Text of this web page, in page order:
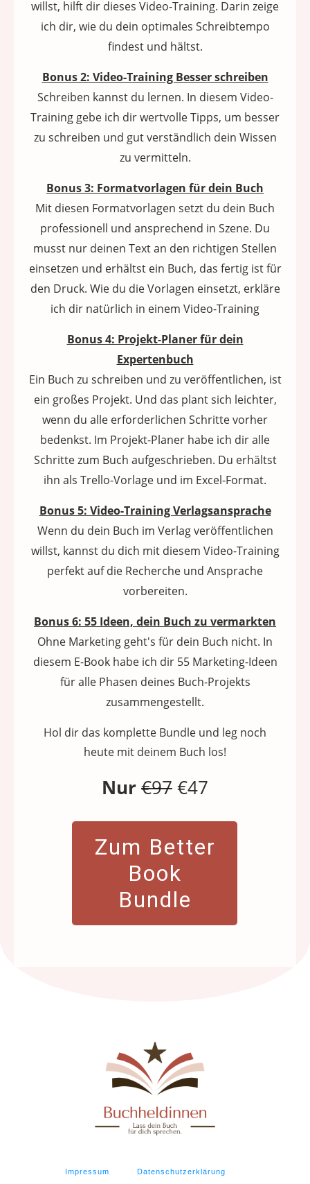
willst, hilft dir dieses Video-Training. Darin zeige
ich dir, wie du dein optimales Schreibtempo
findest und hältst.
Bonus 2: Video-Training Besser schreiben
Schreiben kannst du lernen. In diesem Video-
Training gebe ich dir wertvolle Tipps, um besser
zu schreiben und gut verständlich dein Wissen
zu vermitteln.
Bonus 3: Formatvorlagen für dein Buch
Mit diesen Formatvorlagen setzt du dein Buch
professionell und ansprechend in Szene. Du
musst nur deinen Text an den richtigen Stellen
einsetzen und erhältst ein Buch, das fertig ist für
den Druck. Wie du die Vorlagen einsetzt, erkläre
ich dir natürlich in einem Video-Training
Bonus 4: Projekt-Planer für dein
Expertenbuch
Ein Buch zu schreiben und zu veröffentlichen, ist
ein großes Projekt. Und das plant sich leichter,
wenn du alle erforderlichen Schritte vorher
bedenkst. Im Projekt-Planer habe ich dir alle
Schritte zum Buch aufgeschrieben. Du erhältst
ihn als Trello-Vorlage und im Excel-Format.
Bonus 5: Video-Training Verlagsansprache
Wenn du dein Buch im Verlag veröffentlichen
willst, kannst du dich mit diesem Video-Training
perfekt auf die Recherche und Ansprache
vorbereiten.
Bonus 6: 55 Ideen, dein Buch zu vermarkten
Ohne Marketing geht's für dein Buch nicht. In
diesem E-Book habe ich dir 55 Marketing-Ideen
für alle Phasen deines Buch-Projekts
zusammengestellt.
Hol dir das komplette Bundle und leg noch
heute mit deinem Buch los!
Nur€97€47
Zum Better
Book
Bundle
Impressum Datenschutzerklärung